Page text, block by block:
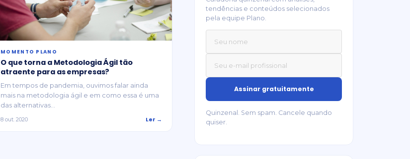
MOMENTO PLANO
O que torna a Metodologia Ágil tão
atraente para as empresas?
Em tempos de pandemia, ouvimos falar ainda
mais na metodologia ágil e em como essa é uma
das alternativas...
8 out. 2020 Ler →
tendências e conteúdos selecionados
pela equipe Plano.
Quinzenal. Sem spam. Cancele quando
quiser.